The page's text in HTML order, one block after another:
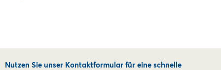
Nutzen Sie unser Kontaktformular für eine schnelle